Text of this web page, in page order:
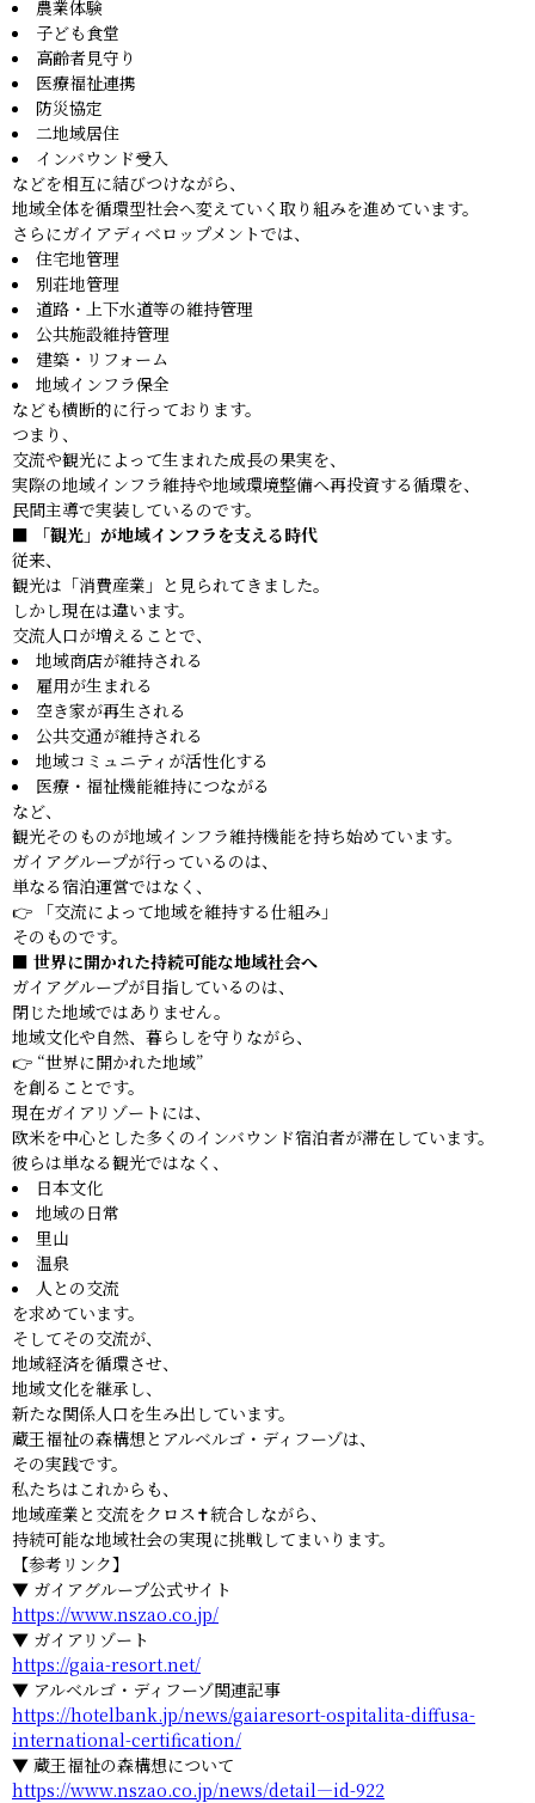
農業体験
子ども食堂
高齢者見守り
医療福祉連携
防災協定
二地域居住
インバウンド受入
などを相互に結びつけながら、
地域全体を循環型社会へ変えていく取り組みを進めています。
さらにガイアディベロップメントでは、
住宅地管理
別荘地管理
道路・上下水道等の維持管理
公共施設維持管理
建築・リフォーム
地域インフラ保全
なども横断的に行っております。
つまり、
交流や観光によって生まれた成長の果実を、
実際の地域インフラ維持や地域環境整備へ再投資する循環を、
民間主導で実装しているのです。
■ 「観光」が地域インフラを支える時代
従来、
観光は「消費産業」と見られてきました。
しかし現在は違います。
交流人口が増えることで、
地域商店が維持される
雇用が生まれる
空き家が再生される
公共交通が維持される
地域コミュニティが活性化する
医療・福祉機能維持につながる
など、
観光そのものが地域インフラ維持機能を持ち始めています。
ガイアグループが行っているのは、
単なる宿泊運営ではなく、
👉 「交流によって地域を維持する仕組み」
そのものです。
■ 世界に開かれた持続可能な地域社会へ
ガイアグループが目指しているのは、
閉じた地域ではありません。
地域文化や自然、暮らしを守りながら、
👉 “世界に開かれた地域”
を創ることです。
現在ガイアリゾートには、
欧米を中心とした多くのインバウンド宿泊者が滞在しています。
彼らは単なる観光ではなく、
日本文化
地域の日常
里山
温泉
人との交流
を求めています。
そしてその交流が、
地域経済を循環させ、
地域文化を継承し、
新たな関係人口を生み出しています。
蔵王福祉の森構想とアルベルゴ・ディフーゾは、
その実践です。
私たちはこれからも、
地域産業と交流をクロス✝️統合しながら、
持続可能な地域社会の実現に挑戦してまいります。
【参考リンク】
▼ ガイアグループ公式サイト
https://www.nszao.co.jp/
▼ ガイアリゾート
https://gaia-resort.net/
▼ アルベルゴ・ディフーゾ関連記事
https://hotelbank.jp/news/gaiaresort-ospitalita-diffusa-
international-certification/
▼ 蔵王福祉の森構想について
https://www.nszao.co.jp/news/detail—id-922